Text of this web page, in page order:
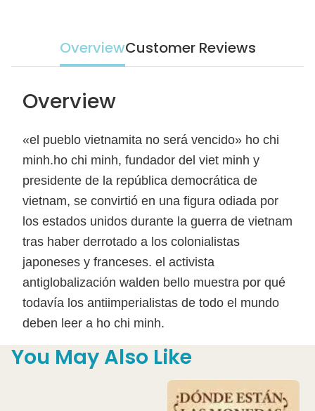
OverviewCustomer Reviews
Overview
«el pueblo vietnamita no será vencido» ho chi
minh.ho chi minh, fundador del viet minh y
presidente de la república democrática de
vietnam, se convirtió en una figura odiada por
los estados unidos durante la guerra de vietnam
tras haber derrotado a los colonialistas
japoneses y franceses. el activista
antiglobalización walden bello muestra por qué
todavía los antiimperialistas de todo el mundo
deben leer a ho chi minh.
You May Also Like